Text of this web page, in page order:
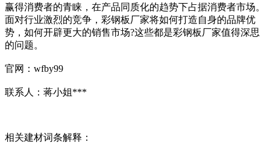
赢得消费者的青睐，在产品同质化的趋势下占据消费者市场。
面对行业激烈的竞争，彩钢板厂家将如何打造自身的品牌优
势，如何开辟更大的销售市场?这些都是彩钢板厂家值得深思
的问题。
官网：wfby99
联系人：蒋小姐***
相关建材词条解释：